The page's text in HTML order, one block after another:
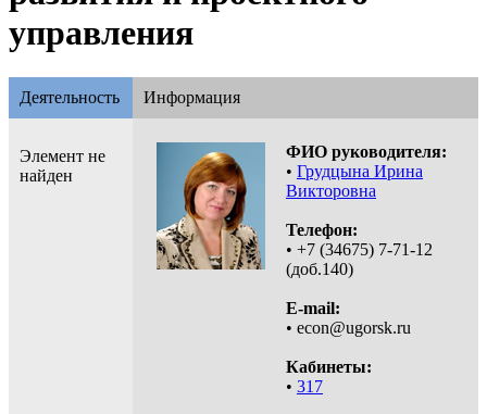
управления
Деятельность Информация
Элемент не
найден
ФИО руководителя:
• Грудцына Ирина
Викторовна
Телефон:
• +7 (34675) 7-71-12
(доб.140)
E-mail:
• econ@ugorsk.ru
Кабинеты:
• 317